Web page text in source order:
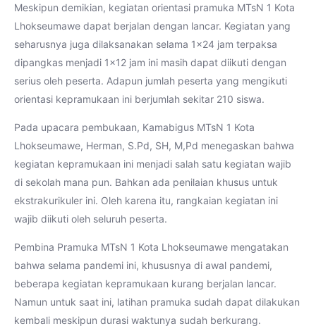
Meskipun demikian, kegiatan orientasi pramuka MTsN 1 Kota
Lhokseumawe dapat berjalan dengan lancar. Kegiatan yang
seharusnya juga dilaksanakan selama 1×24 jam terpaksa
dipangkas menjadi 1×12 jam ini masih dapat diikuti dengan
serius oleh peserta. Adapun jumlah peserta yang mengikuti
orientasi kepramukaan ini berjumlah sekitar 210 siswa.
Pada upacara pembukaan, Kamabigus MTsN 1 Kota
Lhokseumawe, Herman, S.Pd, SH, M,Pd menegaskan bahwa
kegiatan kepramukaan ini menjadi salah satu kegiatan wajib
di sekolah mana pun. Bahkan ada penilaian khusus untuk
ekstrakurikuler ini. Oleh karena itu, rangkaian kegiatan ini
wajib diikuti oleh seluruh peserta.
Pembina Pramuka MTsN 1 Kota Lhokseumawe mengatakan
bahwa selama pandemi ini, khususnya di awal pandemi,
beberapa kegiatan kepramukaan kurang berjalan lancar.
Namun untuk saat ini, latihan pramuka sudah dapat dilakukan
kembali meskipun durasi waktunya sudah berkurang.